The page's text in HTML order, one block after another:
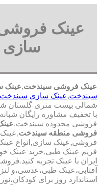
عینک
عینک فروشی سیندخت,عینک
سیندخت,عینک سازی سیندخت
با تخفیف مشاوره رایگان
فروشی محدوده سیندخت,
فروشی منطقه سیندخت
فروشی,عینک سازی,انواع عینک
فریم عینک طبی,خرید عینک
ایران با عینک تجربه
آفتابی،عینک طبی،عدسی،و
استاندارد روز برای